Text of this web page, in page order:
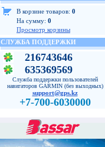
В корзине товаров: 0
На сумму: 0
Просмотр корзины
СЛУЖБА ПОДДЕРЖКИ
216743646
635369569
Служба поддержки пользователей
навигаторов GARMIN (без выходных)
support@gps.kz
+7-700-6030000